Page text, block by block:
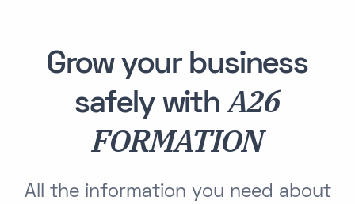
Grow your business
safely withA26
FORMATION
All the information you need about